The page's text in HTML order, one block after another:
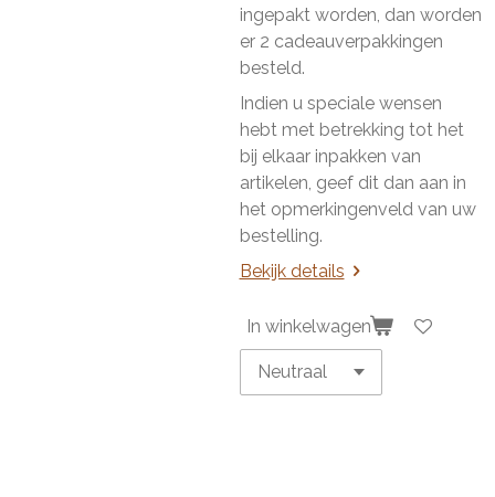
ingepakt worden, dan worden
er 2 cadeauverpakkingen
besteld.
Indien u speciale wensen
hebt met betrekking tot het
bij elkaar inpakken van
artikelen, geef dit dan aan in
het opmerkingenveld van uw
bestelling.
Bekijk details
In winkelwagen